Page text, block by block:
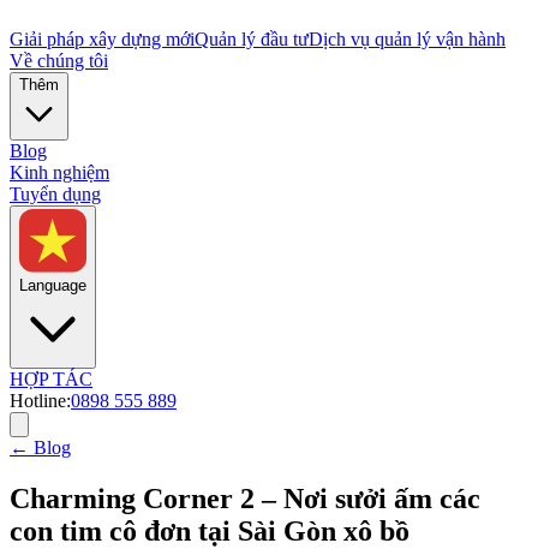
Giải pháp xây dựng mớiQuản lý đầu tưDịch vụ quản lý vận hành
Về chúng tôi
Thêm
Blog
Kinh nghiệm
Tuyển dụng
Language
HỢP TÁC
Hotline:0898 555 889
← Blog
Charming Corner 2 – Nơi sưởi ấm các
con tim cô đơn tại Sài Gòn xô bồ